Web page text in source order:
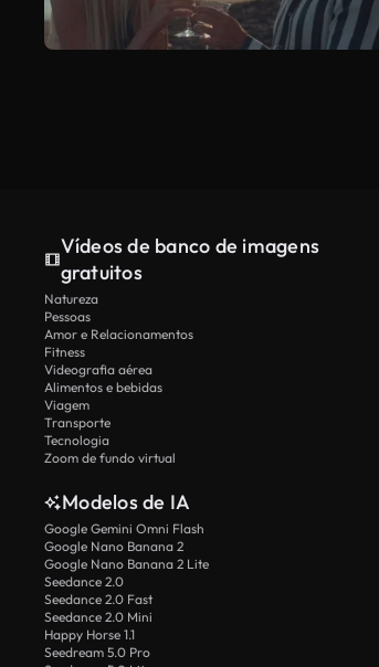
Vídeos de banco de imagens
gratuitos
Natureza
Pessoas
Amor e Relacionamentos
Fitness
Videografia aérea
Alimentos e bebidas
Viagem
Transporte
Tecnologia
Zoom de fundo virtual
Modelos de IA
Google Gemini Omni Flash
Google Nano Banana 2
Google Nano Banana 2 Lite
Seedance 2.0
Seedance 2.0 Fast
Seedance 2.0 Mini
Happy Horse 1.1
Seedream 5.0 Pro